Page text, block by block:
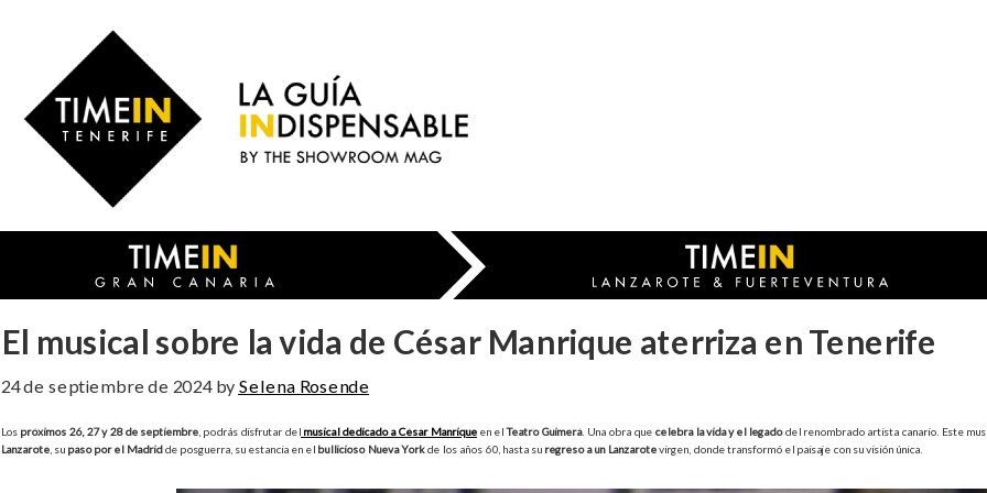
Gran
Canaria
El musical sobre la vida de César Manrique aterriza en Tenerife
24 de septiembre de 2024by Selena Rosende
Los próximos 26, 27 y 28 de septiembre , podrás disfrutar del musical dedicado a César Manrique en elTeatro Guimerá. Una obra que celebra la vida y el legadodel renombrado artista canario. Este
Lanzarote , su paso por el Madridde posguerra, su estancia en el bullicioso Nueva Yorkde los años 60, hasta su regreso a un Lanzarotevirgen, donde transformó el paisaje con su visión única.